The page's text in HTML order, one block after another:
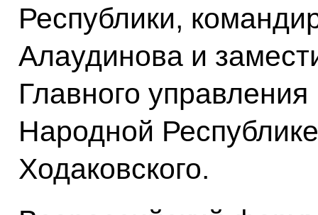
Республики,
Алаудинова и
Главного
Народной
Ходаковского.